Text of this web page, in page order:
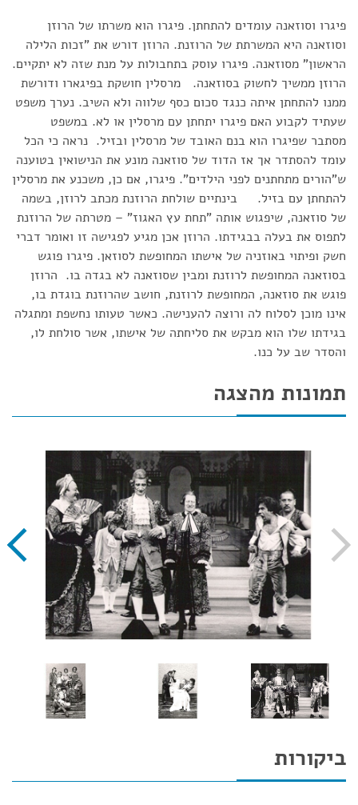
פיגרו וסוזאנה עומדים להתחתן. פיגרו הוא משרתו של הרוזן
וסוזאנה היא המשרתת של הרוזנת. הרוזן דורש את "זכות הלילה
הראשון" מסוזאנה. פיגרו עוסק בתחבולות על מנת שזה לא יתקיים.
הרוזן ממשיך לחשוק בסוזאנה. מרסלין חושקת בפיגארו ודורשת
ממנו להתחתן איתה כנגד סכום כסף שלווה ולא השיב. נערך משפט
שעתיד לקבוע האם פיגרו יתחתן עם מרסלין או לא. במשפט
מסתבר שפיגרו הוא בנם האובד של מרסלין ובזיל. נראה כי הכל
עומד להסתדר אך אז הדוד של סוזאנה מונע את הנישואין בטוענה
ש"הורים מתחתנים לפני הילדים". פיגרו, אם כן, משכנע את מרסלין
להתחתן עם בזיל. בינתיים שולחת הרוזנת מכתב לרוזן, בשמה
של סוזאנה, שיפגוש אותה "תחת עץ האגוז" – מטרתה של הרוזנת
לתפוס את בעלה בבגידתו. הרוזן אכן מגיע לפגישה זו ואומר דברי
חשק ופיתוי באוזניה של אישתו המחופשת לסוזאן. פיגרו פוגש
בסוזאנה המחופשת לרוזנת ומבין שסוזאנה לא בגדה בו. הרוזן
פוגש את סוזאנה, המחופשת לרוזנת, חושב שהרוזנת בוגדת בו,
אינו מוכן לסלוח לה ורוצה להענישה. כאשר טעותו נחשפת ומתגלה
בגידתו שלו הוא מבקש את סליחתה של אישתו, אשר סולחת לו,
והסדר שב על כנו.
תמונות מהצגה
ביקורות